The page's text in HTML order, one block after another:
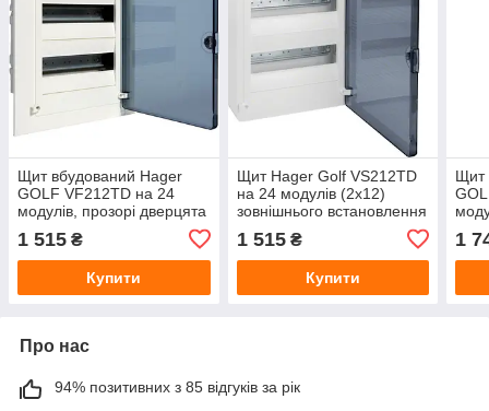
Щит вбудований Hager
GOLF VF212TD на 24
модулів, прозорі дверцята
1 515 ₴
Купити
Щит Hager Golf VS212TD
на 24 модулів (2x12)
зовнішнього встановлення
1 515₴
Купити
Щит
1
Про нас
94% позитивних з 85 відгуків за рік